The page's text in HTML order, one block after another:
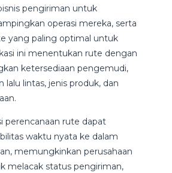
pengiriman untuk
operasi mereka, serta
yang paling optimal untuk
ini menentukan rute dengan
ketersediaan pengemudi,
lalu lintas, jenis produk, dan
perencanaan rute dapat
waktu nyata ke dalam
memungkinkan perusahaan
melacak status pengiriman,